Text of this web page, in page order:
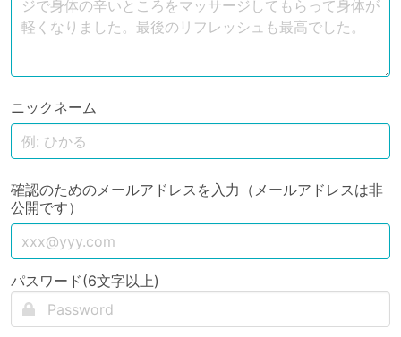
ニックネーム
確認のためのメールアドレスを入力（メールアドレスは非
公開です）
パスワード(6文字以上)